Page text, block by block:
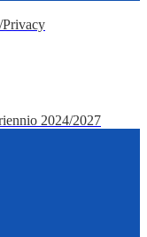
Privacy
2024/2027